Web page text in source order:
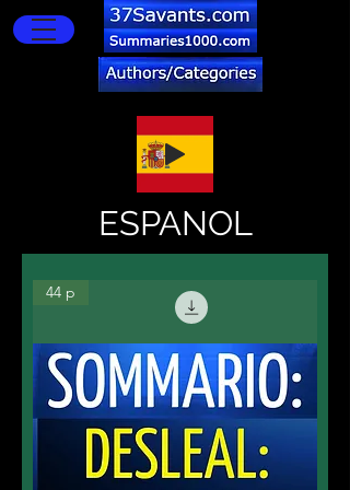
ESPANOL
44 p